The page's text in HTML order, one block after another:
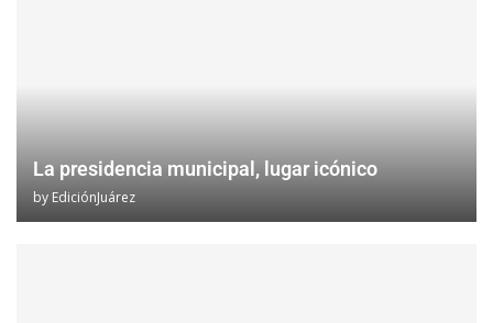
La presidencia municipal, lugar icónico
by EdiciónJuárez